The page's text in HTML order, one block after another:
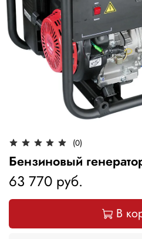
(0)
Бензиновый
63 770 руб.
В